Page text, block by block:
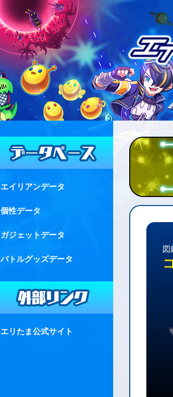
エイリアンデータ
個性データ
ガジェットデータ
バトルグッズデータ
エリたま公式サイト
図